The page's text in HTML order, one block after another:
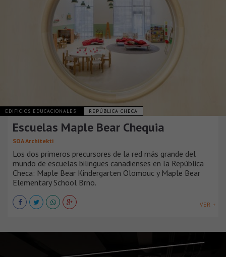
EDIFICIOS EDUCACIONALES REPÚBLICA CHECA
Escuelas Maple Bear Chequia
SOA Architekti
Los dos primeros precursores de la red más grande del
mundo de escuelas bilingües canadienses en la República
Checa: Maple Bear Kindergarten Olomouc y Maple Bear
Elementary School Brno.
VER +